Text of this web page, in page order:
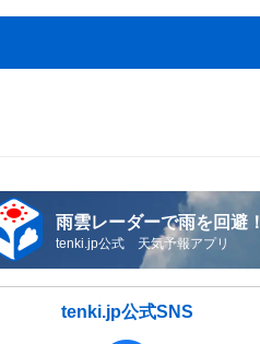
雨雲レーダーで雨を回避！
tenki.jp公式 天気予報アプリ
tenki.jp公式SNS